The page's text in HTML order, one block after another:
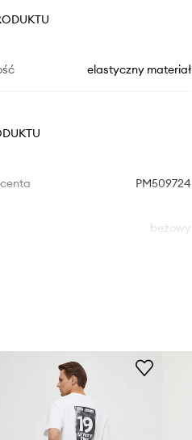
elastyczny materiał
PM509724
beżowy